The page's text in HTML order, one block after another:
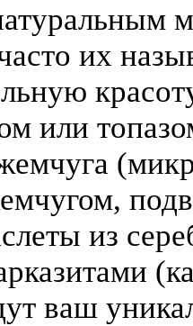
их
или
из
ваш